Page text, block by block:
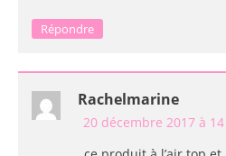
Répondre
Rachelmarine
20 décembre 2017 à